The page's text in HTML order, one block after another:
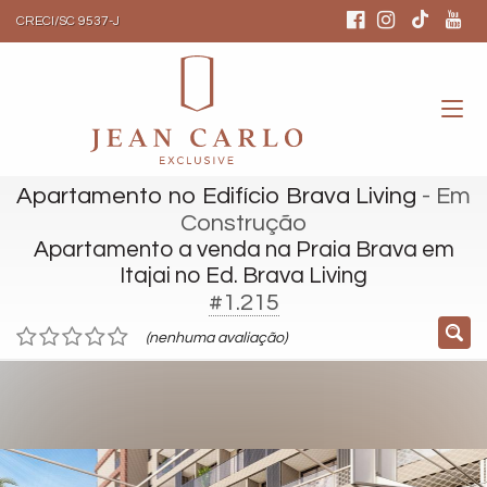
CRECI/SC 9537-J
Apartamento no Edifício Brava Living - Em
Construção
Apartamento a venda na Praia Brava em
Itajai no Ed. Brava Living
#1.215
(nenhuma avaliação)